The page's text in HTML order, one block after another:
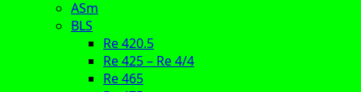
ASm
BLS
Re 420.5
Re 425 – Re 4/4
Re 465